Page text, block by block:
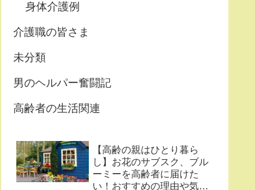
身体介護例
介護職の皆さま
未分類
男のヘルパー奮闘記
高齢者の生活関連
【高齢の親はひとり暮ら
し】お花のサブスク、ブル
ーミーを高齢者に届けた
い！おすすめの理由や気に